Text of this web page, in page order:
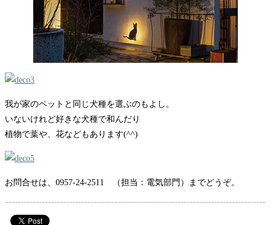
我が家のペットと同じ犬種を選ぶのもよし。
いないけれど好きな犬種で和んだり
植物で葉や、花などもあります(^^)
お問合せは、0957-24-2511 （担当：電気部門）までどうぞ。